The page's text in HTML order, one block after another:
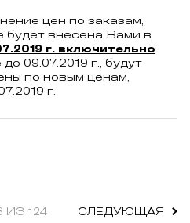
цен по заказам,
будет внесена Вами в
г. включительно.
09.07.2019 г., будут
по новым ценам,
г.
ИЗ 124 СЛЕДУЮЩАЯ